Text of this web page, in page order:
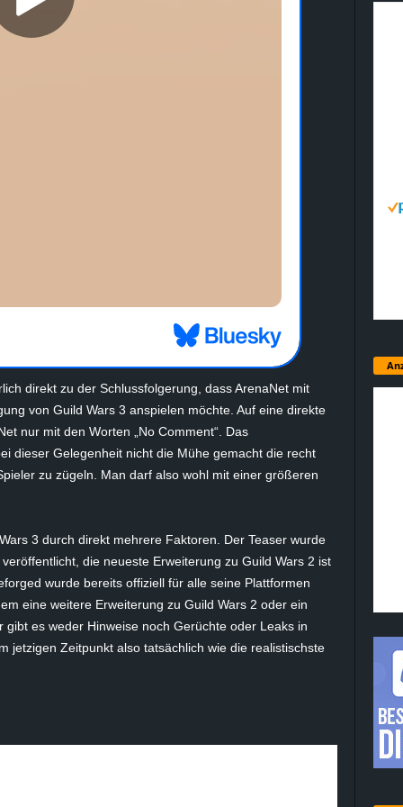
direkt zu der Schlussfolgerung, dass ArenaNet mit
von Guild Wars 3 anspielen möchte. Auf eine direkte
nur mit den Worten „No Comment“. Das
dieser Gelegenheit nicht die Mühe gemacht die recht
zu zügeln. Man darf also wohl mit einer größeren
3 durch direkt mehrere Faktoren. Der Teaser wurde
veröffentlicht, die neueste Erweiterung zu Guild Wars 2 ist
wurde bereits offiziell für alle seine Plattformen
eine weitere Erweiterung zu Guild Wars 2 oder ein
es weder Hinweise noch Gerüchte oder Leaks in
jetzigen Zeitpunkt also tatsächlich wie die realistischste